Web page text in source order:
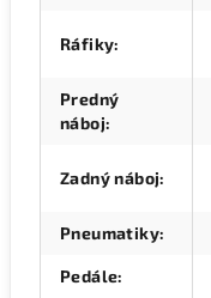
Ráfiky:
Predný
náboj:
Zadný náboj:
Pneumatiky:
Pedále: